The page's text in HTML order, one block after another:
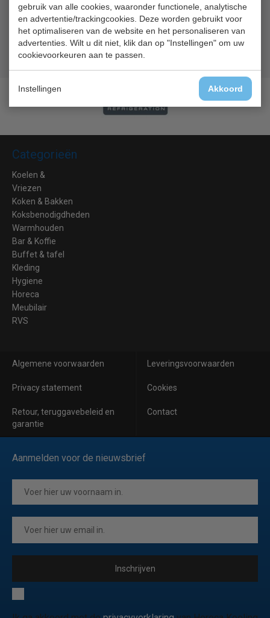
gebruik van alle cookies, waaronder functionele, analytische
en advertentie/trackingcookies. Deze worden gebruikt voor
het optimaliseren van de website en het personaliseren van
advertenties. Wilt u dit niet, klik dan op "Instellingen" om uw
cookievoorkeuren aan te passen.
Instellingen Akkoord
Slagroomapparaat bekijken
Geld terugprijsgarantie
Lage prijzen hoge service
Gratis verzendingvanaf € 200,00
Categorieën
Koelen &
Vriezen
Koken & Bakken
Koksbenodigdheden
Warmhouden
Bar & Koffie
Buffet & tafel
Kleding
Hygiene
Horeca
Meubilair
RVS
Algemene voorwaarden Leveringsvoorwaarden
Privacy statement Cookies
Retour, teruggavebeleid en
garantie
Contact
Aanmelden voor de nieuwsbrief
Inschrijven